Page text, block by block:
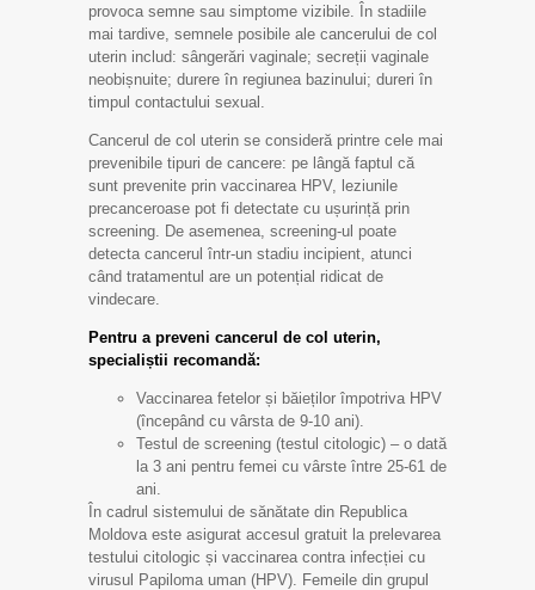
provoca semne sau simptome vizibile. În stadiile
mai tardive, semnele posibile ale cancerului de col
uterin includ: sângerări vaginale; secreții vaginale
neobișnuite; durere în regiunea bazinului; dureri în
timpul contactului sexual.
Cancerul de col uterin se consideră printre cele mai
prevenibile tipuri de cancere: pe lângă faptul că
sunt prevenite prin vaccinarea HPV, leziunile
precanceroase pot fi detectate cu ușurință prin
screening. De asemenea, screening-ul poate
detecta cancerul într-un stadiu incipient, atunci
când tratamentul are un potențial ridicat de
vindecare.
Pentru a preveni cancerul de col uterin,
specialiștii recomandă:
Vaccinarea fetelor și băieților împotriva HPV
(începând cu vârsta de 9-10 ani).
Testul de screening (testul citologic) – o dată
la 3 ani pentru femei cu vârste între 25-61 de
ani.
În cadrul sistemului de sănătate din Republica
Moldova este asigurat accesul gratuit la prelevarea
testului citologic și vaccinarea contra infecției cu
virusul Papiloma uman (HPV). Femeile din grupul